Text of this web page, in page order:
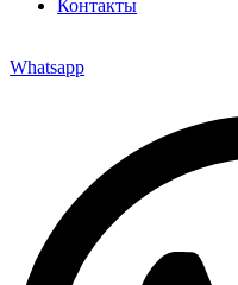
Контакты
Whatsapp